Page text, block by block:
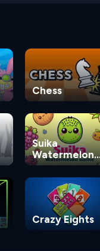
Chess
Suika
Watermelon
Game
Crazy Eights